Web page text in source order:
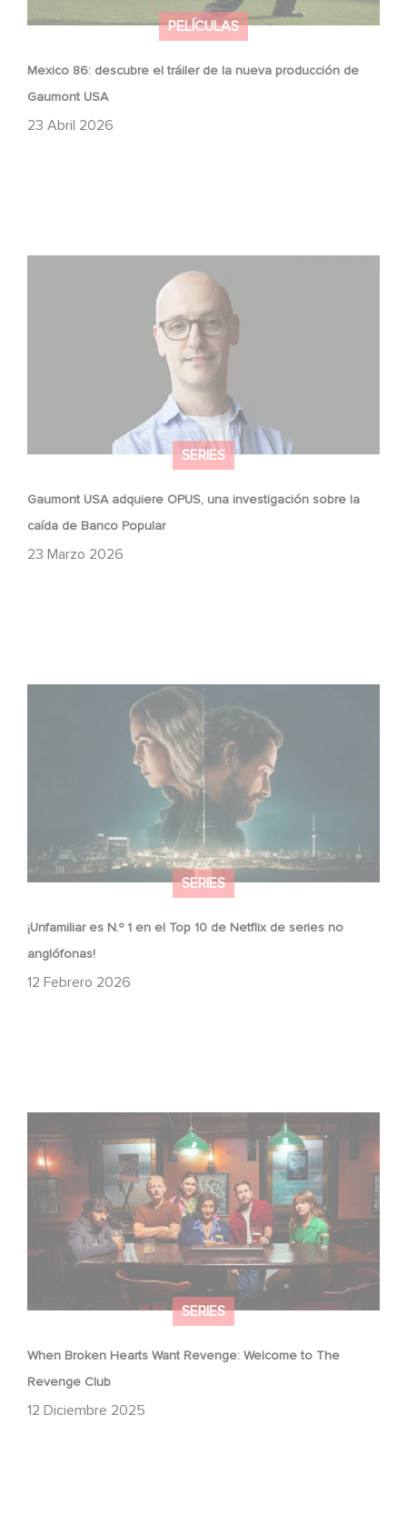
PELÍCULAS
Mexico 86: descubre el tráiler de la nueva producción de
Gaumont USA
23 Abril 2026
SERIES
Gaumont USA adquiere OPUS, una investigación sobre la
caída de Banco Popular
23 Marzo 2026
Gaumont USA adquiere OPUS, una investigación sobre
la caída de Banco Popular
SERIES
¡Unfamiliar es N.º 1 en el Top 10 de Netflix de series no
anglófonas!
12 Febrero 2026
¡Unfamiliar es N.º 1 en el Top 10 de Netflix de series no
SERIES
When Broken Hearts Want Revenge: Welcome to The
Revenge Club
12 Diciembre 2025
When Broken Hearts Want Revenge: Welcome to The
Revenge Club